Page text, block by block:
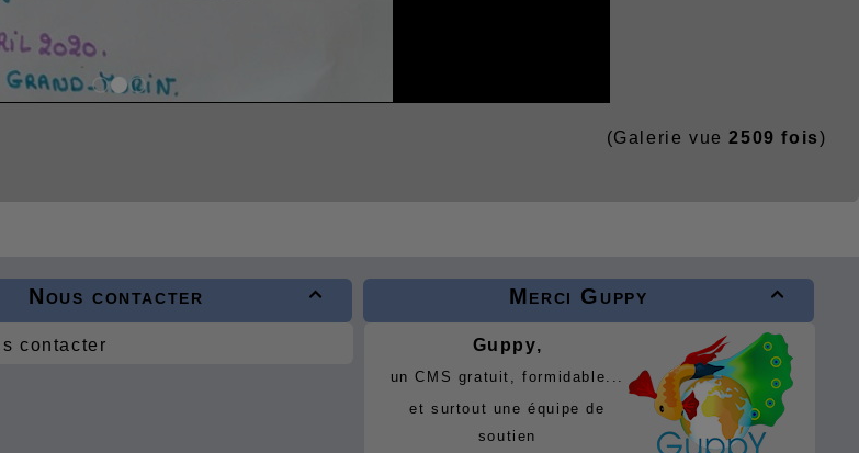
(Galerie vue2509 fois)

Nous contacter
contacter

Merci Guppy
Guppy,
un CMS gratuit, formidable...
et surtout une équipe de
soutien